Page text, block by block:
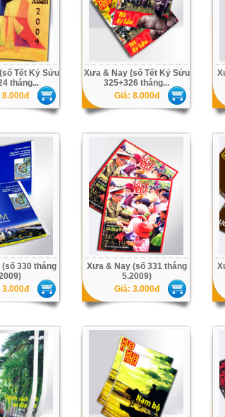
Tết Kỷ Sửu
tháng...
8.000đ
Xưa & Nay (số Tết Kỷ Sửu
325+326 tháng...
Giá: 8.000đ
330 tháng
3.000đ
Xưa & Nay (số 331 tháng
5.2009)
Giá: 3.000đ